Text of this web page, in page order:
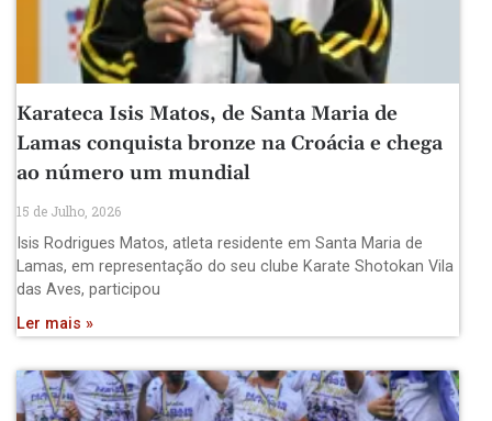
Karateca Isis Matos, de Santa Maria de
Lamas conquista bronze na Croácia e chega
ao número um mundial
15 de Julho, 2026
Isis Rodrigues Matos, atleta residente em Santa Maria de
Lamas, em representação do seu clube Karate Shotokan Vila
das Aves, participou
Ler mais »